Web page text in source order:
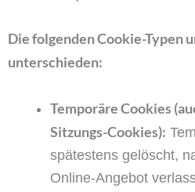
Die folgenden Cookie-Typen
unterschieden:
Temporäre Cookies
Sitzungs-Cookies):
spätestens gelöscht,
Online-Angebot